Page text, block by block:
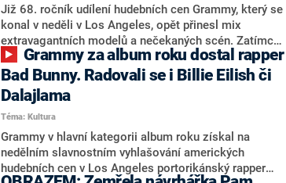
prezidentovi Donaldu Trumpovi.
Již 68. ročník udílení hudebních cen Grammy, který se
konal v neděli v Los Angeles, opět přinesl mix
extravagantních modelů a nečekaných scén. Zatímco
hollywoodské hvězdy obvykle sází na eleganci,
hudebníci se na červeném koberci nebojí
experimentovat a šokovat. Kromě odvážných rób,
které nenechávaly mnoho prostoru pro fantazii, diváci
zaznamenali i návrat Justina Biebera a zapomnětlivý
výstup Cher.
Bad Bunny. Radovali se i Billie Eilish či
Dalajlama
Téma: Kultura
Grammy v hlavní kategorii album roku získal na
nedělním slavnostním vyhlašování amerických
hudebních cen v Los Angeles portorikánský rapper